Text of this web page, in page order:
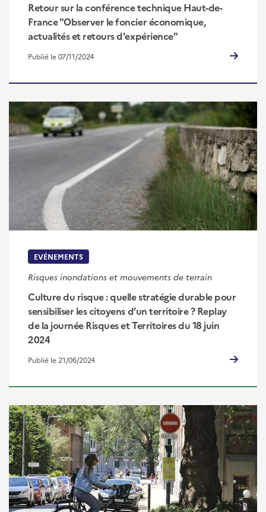
Retour sur la conférence technique Haut-de-
France "Observer le foncier économique,
actualités et retours d'expérience"
Publié le 07/11/2024
EVÉNEMENTS
Risques inondations et mouvements de terrain
Culture du risque : quelle stratégie durable pour
sensibiliser les citoyens d’un territoire ? Replay
de la journée Risques et Territoires du 18 juin
2024
Publié le 21/06/2024